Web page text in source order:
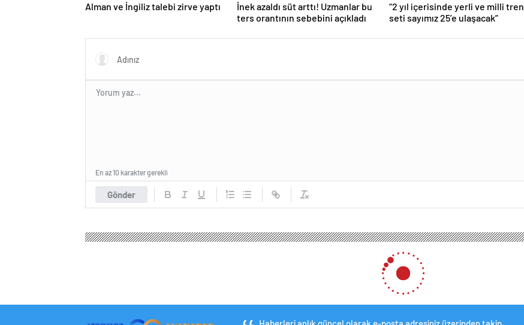
Alman ve İngiliz talebi zirve yaptı
İnek azaldı süt arttı! Uzmanlar bu
ters orantının sebebini açıkladı
“2 yıl içerisinde yerli ve milli tren
seti sayımız 25’e ulaşacak”
Gönder
En az 10 karakter gerekli